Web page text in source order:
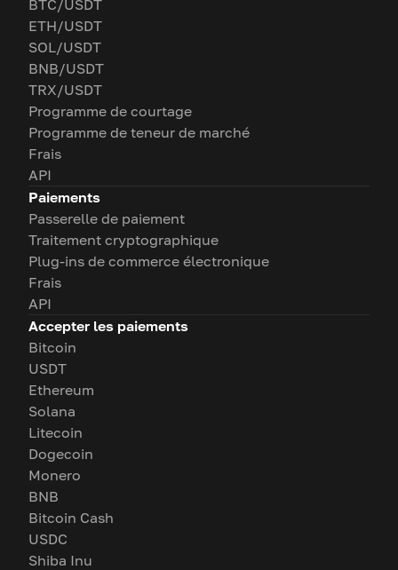
BTC/USDT
ETH/USDT
SOL/USDT
BNB/USDT
TRX/USDT
Programme de courtage
Programme de teneur de marché
Frais
API
Paiements
Passerelle de paiement
Traitement cryptographique
Plug-ins de commerce électronique
Frais
API
Accepter les paiements
Bitcoin
USDT
Ethereum
Solana
Litecoin
Dogecoin
Monero
BNB
Bitcoin Cash
USDC
Shiba Inu